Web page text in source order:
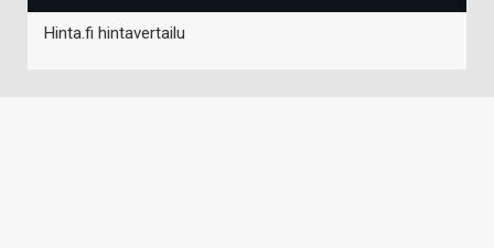
Hinta.fi hintavertailu